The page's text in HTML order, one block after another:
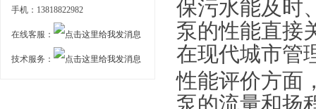
手机：13818822982
在线客服：
技术服务：
保污水能及时
泵的性能直接
在现代城市管
性能评价方面
泵的流量和扬